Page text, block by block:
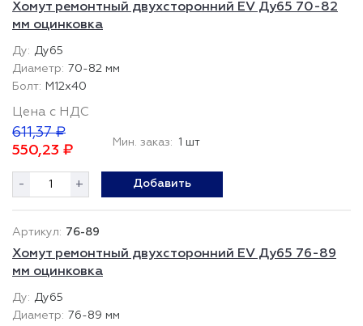
Хомут ремонтный двухсторонний EV Ду65 70-82
мм оцинковка
Ду65
70-82 мм
М12х40
Цена с НДС
611,37 ₽
550,23 ₽
Мин. заказ: 1 шт
- + Добавить
76-89
Хомут ремонтный двухсторонний EV Ду65 76-89
мм оцинковка
Ду65
76-89 мм